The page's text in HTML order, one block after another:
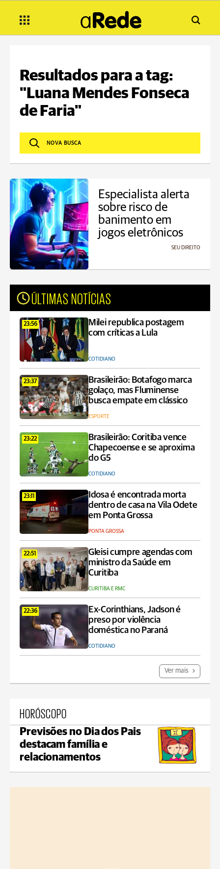
Resultados para a tag:
"Luana Mendes Fonseca
de Faria"
Especialista alerta
sobre risco de
banimento em
jogos eletrônicos
SEU DIREITO
ÚLTIMAS NOTÍCIAS
23:56
Milei republica postagem
com críticas a Lula
COTIDIANO
23:37
Brasileirão: Botafogo marca
golaço, mas Fluminense
busca empate em clássico
ESPORTE
23:22
Brasileirão: Coritiba vence
Chapecoense e se aproxima
do G5
COTIDIANO
23:11
Idosa é encontrada morta
dentro de casa na Vila Odete
em Ponta Grossa
PONTA GROSSA
22:51
Gleisi cumpre agendas com
ministro da Saúde em
Curitiba
CURITIBA E RMC
22:36
Ex-Corinthians, Jadson é
preso por violência
doméstica no Paraná
COTIDIANO
Ver mais
HORÓSCOPO
Previsões no Dia dos Pais
destacam família e
relacionamentos